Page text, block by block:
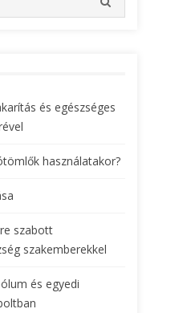
E
és egészséges
használatakor?
szabott
szakemberekkel
és egyedi